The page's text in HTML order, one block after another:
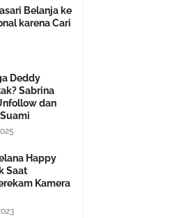
Belanja ke
karena Cari
Deddy
Sabrina
dan
Happy
Saat
Kamera